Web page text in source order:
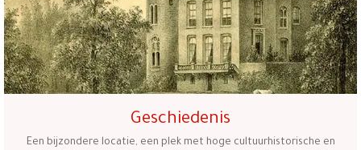
Geschiedenis
Een bijzondere locatie, een plek met hoge cultuurhistorische en